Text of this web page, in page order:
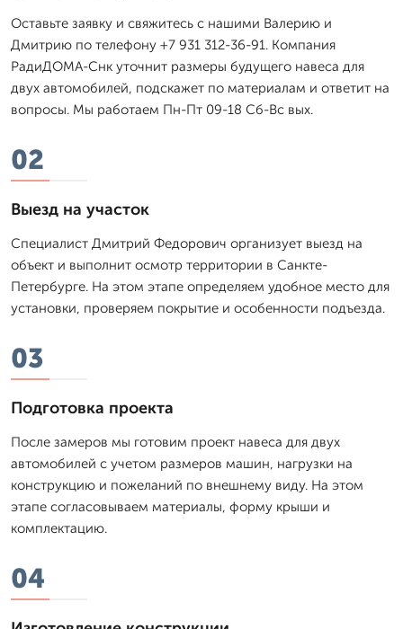
Оставьте заявку и свяжитесь с нашими Валерию и
Дмитрию по телефону +7 931 312-36-91. Компания
РадиДОМА-Снк уточнит размеры будущего навеса для
двух автомобилей, подскажет по материалам и ответит на
вопросы. Мы работаем Пн-Пт 09-18 Сб-Вс вых.
02
Выезд на участок
Специалист Дмитpий Федорович организует выезд на
объект и выполнит осмотр территории в Санкте-
Петербурге. На этом этапе определяем удобное место для
установки, проверяем покрытие и особенности подъезда.
03
Подготовка проекта
После замеров мы готовим проект навеса для двух
автомобилей с учетом размеров машин, нагрузки на
конструкцию и пожеланий по внешнему виду. На этом
этапе согласовываем материалы, форму крыши и
комплектацию.
04